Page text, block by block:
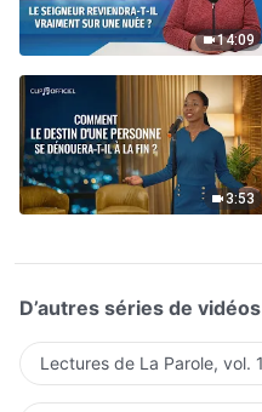
14:09
3:53
D’autres séries de vidéos
Lectures de La Parole, vol.